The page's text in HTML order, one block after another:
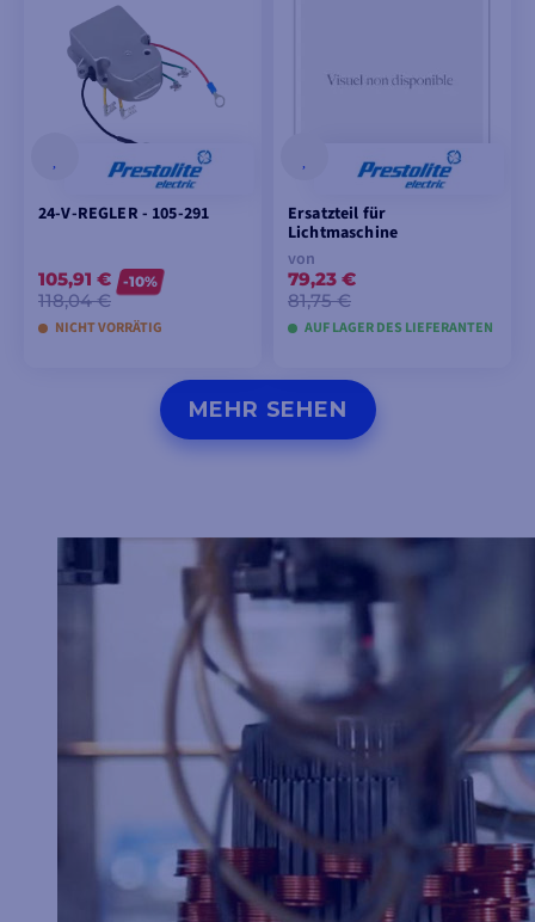
WARENKORB
LEGEN
24-V-REGLER - 105-291
105,91 €
118,04 €
-10%
NICHT VORRÄTIG
IN DEN
WARENKORB
Ersatzteil für
Lichtmaschine
von
79,23 €
81,75 €
AUF LAGER DES LIEFERANTEN
MODELLE ANSEHEN
MEHR SEHEN